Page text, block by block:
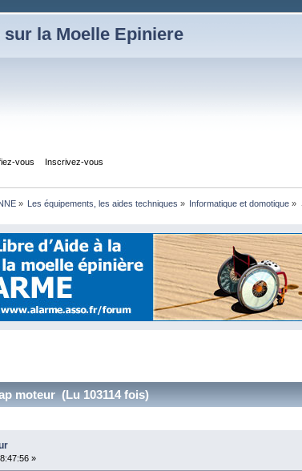
la Moelle Epiniere
vous Inscrivez-vous
» Les équipements, les aides techniques » Informatique et domotique »
moteur (Lu 103114 fois)
»